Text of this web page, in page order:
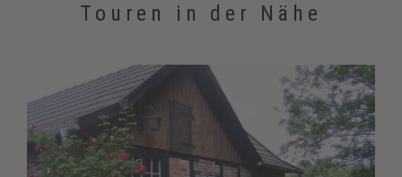
Touren in der Nähe